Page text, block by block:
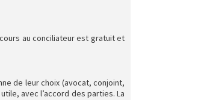
au conciliateur est gratuit et
de leur choix (avocat, conjoint,
avec l’accord des parties. La